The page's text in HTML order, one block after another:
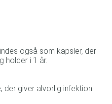
også som kapsler, der
holder i 1 år.
der giver alvorlig infektion.